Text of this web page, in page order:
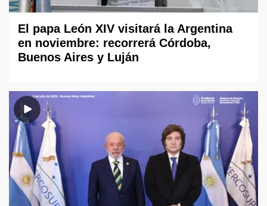
El papa León XIV visitará la Argentina
en noviembre: recorrerá Córdoba,
Buenos Aires y Luján